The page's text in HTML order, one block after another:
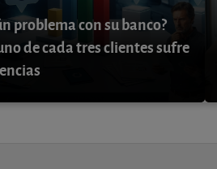
problema con su banco?
de cada tres clientes sufre